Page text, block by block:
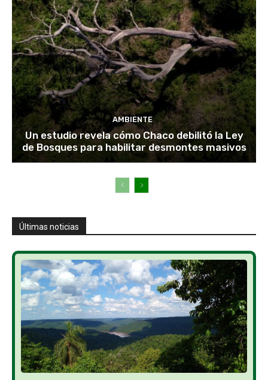
AMBIENTE
Un estudio revela cómo Chaco debilitó la Ley
de Bosques para habilitar desmontes masivos
Últimas noticias